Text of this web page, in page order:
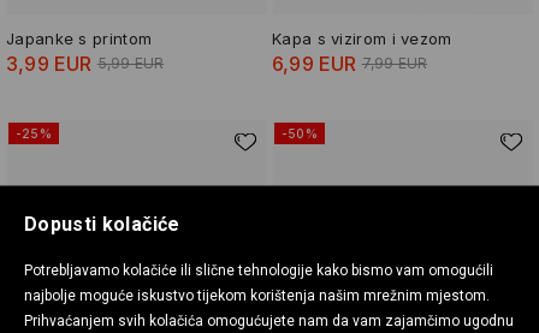
Dopusti kolačiće
Potrebljavamo kolačiće ili slične tehnologije kako bismo vam omogućili
najbolje moguće iskustvo tijekom korištenja našim mrežnim mjestom.
Prihvaćanjem svih kolačića omogućujete nam da vam zajamčimo ugodnu
Japanke s printom
3,99 EUR 5,99 EUR
Kapa s vizirom i vezom
6,99 EUR 7,99 EUR
-25% -50%